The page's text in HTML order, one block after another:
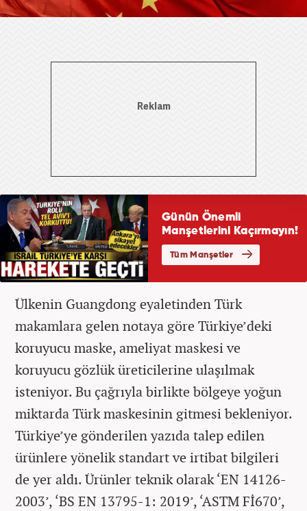
Ülkenin Guangdong eyaletinden Türk
makamlara gelen notaya göre Türkiye’deki
koruyucu maske, ameliyat maskesi ve
koruyucu gözlük üreticilerine ulaşılmak
isteniyor. Bu çağrıyla birlikte bölgeye yoğun
miktarda Türk maskesinin gitmesi bekleniyor.
Türkiye’ye gönderilen yazıda talep edilen
ürünlere yönelik standart ve irtibat bilgileri
de yer aldı. Ürünler teknik olarak ‘EN 14126-
2003’, ‘BS EN 13795-1: 2019’, ‘ASTM Fİ670’,